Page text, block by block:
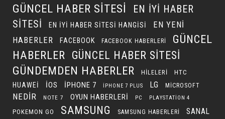
GÜNCEL HABER SITESI
EN IYI HABER
SITESI
EN IYI HABER SITESI HANGISI
EN YENI
HABERLER
FACEBOOK FACEBOOK HABERLERI
GÜNCEL
HABERLER
GÜNCEL HABER SITESI
GÜNDEMDEN HABERLER HILELERI HTC
HUAWEI IOS IPHONE 7 IPHONE 7 PLUS LG MICROSOFT
NEDIR NOTE 7 OYUN HABERLERI PC PLAYSTATION 4
POKEMON GO SAMSUNG SAMSUNG HABERLERI
SANAL